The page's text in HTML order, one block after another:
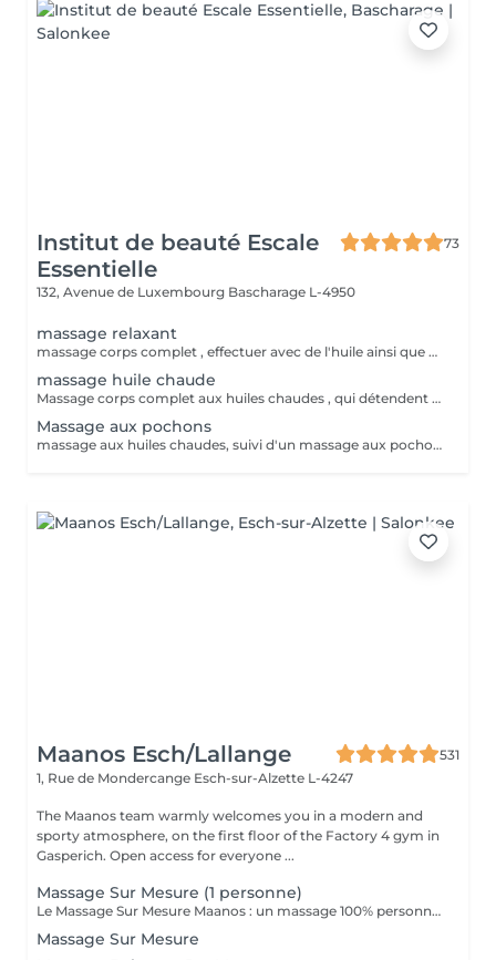
Institut de beauté Escale
Essentielle
73
132, Avenue de Luxembourg Bascharage L-4950
massage relaxant
massage corps complet , effectuer avec de l'huile ainsi que des effleurages et des pressions sur des zones de détente.
massage huile chaude
Massage corps complet aux huiles chaudes , qui détendent les muscles et provoque une sensation de bien-être.
Massage aux pochons
massage aux huiles chaudes, suivi d'un massage aux pochons chaud a la lavande.
Maanos Esch/Lallange
531
1, Rue de Mondercange Esch-sur-Alzette L-4247
The Maanos team warmly welcomes you in a modern and
sporty atmosphere, on the first floor of the Factory 4 gym in
Gasperich. Open access for everyone ...
Massage Sur Mesure (1 personne)
Le Massage Sur Mesure Maanos : un massage 100% personnalisé en fonction de vos besoins et de vos envies !
Massage Sur Mesure